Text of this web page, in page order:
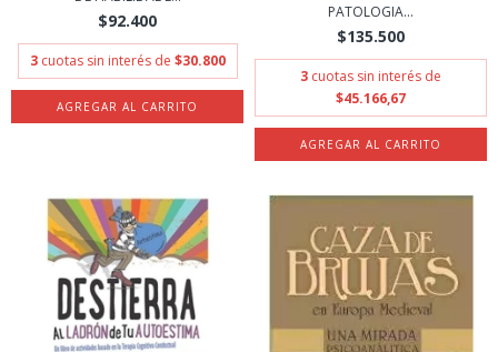
$92.400
3 cuotas sin interés de $30.800
PATOLOGIA...
$135.500
3 cuotas sin interés de
$45.166,67